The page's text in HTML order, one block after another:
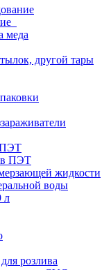
меда
другой тары
ПЭТ
в ПЭТ
жидкости
воды
л
розлива